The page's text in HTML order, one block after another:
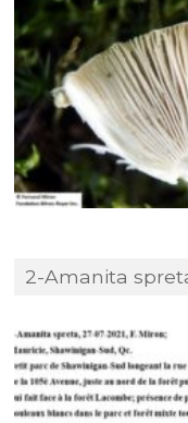
2-Amanita